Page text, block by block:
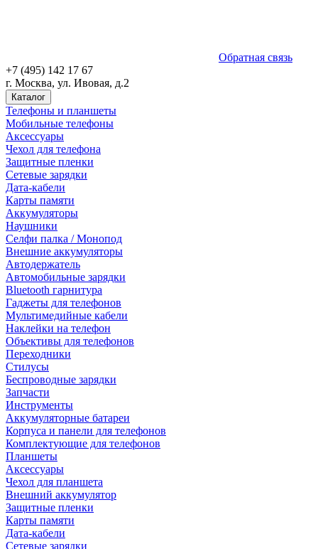
Обратная связь
+7 (495) 142 17 67
г. Москва, ул. Ивовая, д.2
Каталог
Телефоны и планшеты
Мобильные телефоны
Аксессуары
Чехол для телефона
Защитные пленки
Сетевые зарядки
Дата-кабели
Карты памяти
Аккумуляторы
Наушники
Селфи палка / Монопод
Внешние аккумуляторы
Автодержатель
Автомобильные зарядки
Bluetooth гарнитура
Гаджеты для телефонов
Мультимедийные кабели
Наклейки на телефон
Объективы для телефонов
Переходники
Стилусы
Беспроводные зарядки
Запчасти
Инструменты
Аккумуляторные батареи
Корпуса и панели для телефонов
Комплектующие для телефонов
Планшеты
Аксессуары
Чехол для планшета
Внешний аккумулятор
Защитные пленки
Карты памяти
Дата-кабели
Сетевые зарядки